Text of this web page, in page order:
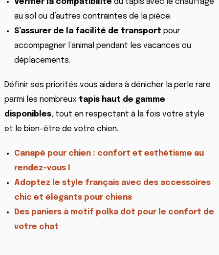
au sol ou d’autres contraintes de la pièce.
S’assurer de la facilité de transport pour
accompagner l’animal pendant les vacances ou
déplacements.
Définir ses priorités vous aidera à dénicher la perle rare
parmi les nombreux tapis haut de gamme
disponibles, tout en respectant à la fois votre style
et le bien-être de votre chien.
Canapé pour chien : confort et esthétisme au
rendez-vous !
Adoptez le style français avec des accessoires
chic et élégants pour chiens
Des paniers à motif polka dot pour le confort de
votre chat